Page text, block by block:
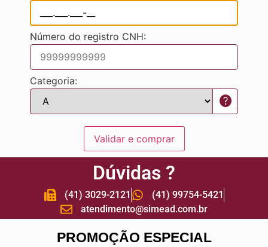
Número do registro CNH:
Categoria:
help
Validar e comprar
Dúvidas ?
(41) 3029-2121
(41) 99754-5421
atendimento@simead.com.br
PROMOÇÃO ESPECIAL